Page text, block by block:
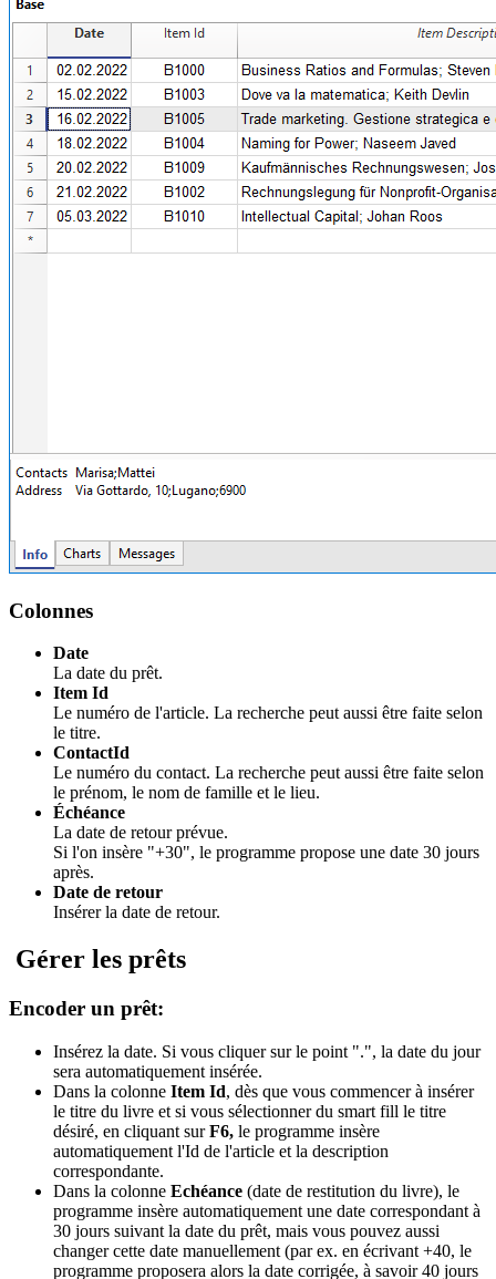
Colonnes
Date
La date du prêt.
Item Id
Le numéro de l'article. La recherche peut aussi être faite selon
le titre.
ContactId
Le numéro du contact. La recherche peut aussi être faite selon
le prénom, le nom de famille et le lieu.
Échéance
La date de retour prévue.
Si l'on insère "+30", le programme propose une date 30 jours
après.
Date de retour
Insérer la date de retour.
Gérer les prêts
Encoder un prêt:
Insérez la date. Si vous cliquer sur le point ".", la date du jour
sera automatiquement insérée.
Dans la colonne Item Id, dès que vous commencer à insérer
le titre du livre et si vous sélectionner du smart fill le titre
désiré, en cliquant surF6, le programme insère
automatiquement l'Id de l'article et la description
correspondante.
Dans la colonne Echéance (date de restitution du livre), le
programme insère automatiquement une date correspondant à
30 jours suivant la date du prêt, mais vous pouvez aussi
changer cette date manuellement (par ex. en écrivant +40, le
programme proposera alors la date corrigée, à savoir 40 jours